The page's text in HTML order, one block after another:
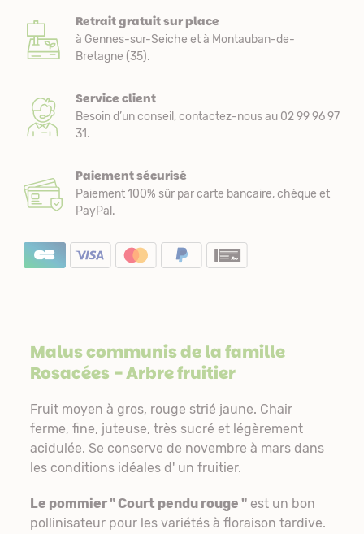
Retrait gratuit sur place
à Gennes-sur-Seiche et à Montauban-de-
Bretagne (35).
Service client
Besoin d’un conseil, contactez-nous au 02 99 96 97
31.
Paiement sécurisé
Paiement 100% sûr par carte bancaire, chèque et
PayPal.
Malus communis de la famille
Rosacées- Arbre fruitier
Fruit moyen à gros, rouge strié jaune. Chair
ferme, fine, juteuse, très sucré et légèrement
acidulée. Se conserve de novembre à mars dans
les conditions idéales d' un fruitier.
Le pommier " Court pendu rouge "est un bon
pollinisateur pour les variétés à floraison tardive.